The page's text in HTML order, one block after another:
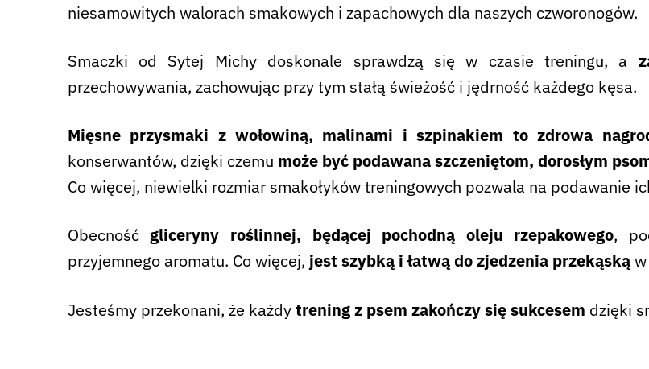
niesamowitych walorach smakowych i zapachowych dla naszych czworonogów.
Smaczki od Sytej Michy doskonale sprawdzą się w czasie treningu, a
przechowywania, zachowując przy tym stałą świeżość i jędrność każdego kęsa.
Mięsne przysmaki z wołowiną, malinami i szpinakiem to zdrowa
konserwantów, dzięki czemu może być podawana szczeniętom, dorosłym
Co więcej, niewielki rozmiar smakołyków treningowych pozwala na podawanie
Obecnośćgliceryny roślinnej, będącej pochodną oleju rzepakowego,
przyjemnego aromatu. Co więcej, jest szybką i łatwą do zjedzenia przekąskąw
Jesteśmy przekonani, że każdytrening z psem zakończy się sukcesem dzięki